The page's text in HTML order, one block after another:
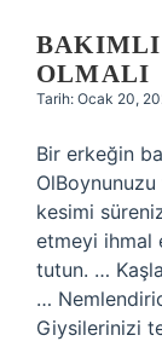
BAKIMLI
OLMALI
Tarih: Ocak 20,
Bir erkeğin
kesimi
etmeyi ihmal
tutun. …
…
Giysilerinizi